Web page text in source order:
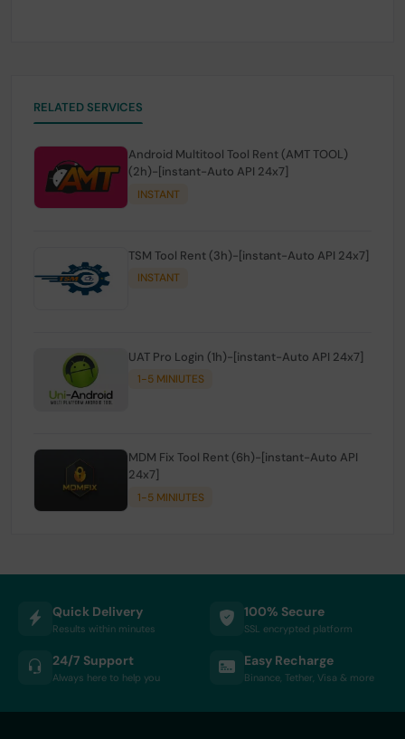
RELATED SERVICES
Android Multitool Tool Rent (AMT TOOL)
(2h)-[instant-Auto API 24x7]
INSTANT
TSM Tool Rent (3h)-[instant-Auto API 24x7]
INSTANT
UAT Pro Login (1h)-[instant-Auto API 24x7]
1-5 MINIUTES
MDM Fix Tool Rent (6h)-[instant-Auto API
24x7]
1-5 MINIUTES
Quick Delivery
Results within minutes
100% Secure
SSL encrypted platform
24/7 Support
Always here to help you
Easy Recharge
Binance, Tether, Visa & more